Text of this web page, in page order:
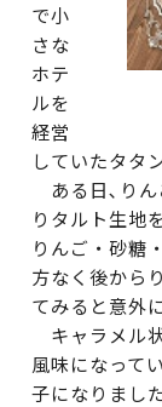
で小
さな
ホテ
ルを
経営
していたタタ
ある日､りん
りタルト生地
りんご・砂糖
方なく後から
てみると意外
キャラメル
風味になって
子になりました